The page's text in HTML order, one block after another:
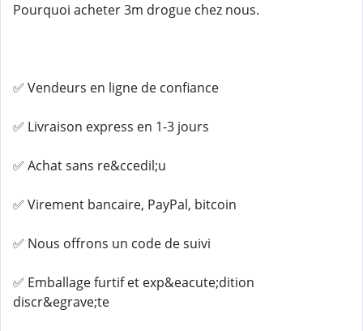
Pourquoi acheter 3m drogue chez nous.
✅ Vendeurs en ligne de confiance
✅ Livraison express en 1-3 jours
✅ Achat sans re&ccedil;u
✅ Virement bancaire, PayPal, bitcoin
✅ Nous offrons un code de suivi
✅ Emballage furtif et exp&eacute;dition
discr&egrave;te